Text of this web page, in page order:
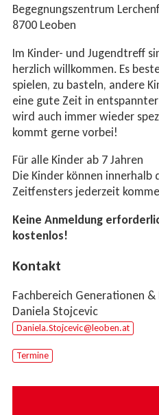
Be­geg­nungs­zen­trum
8700 Leo­ben
Im Kinder- und Jugendtreff
herzlich willkommen. Es
spielen, zu basteln, andere
eine gute Zeit in
wird auch immer wieder
kommt gerne vorbei!
Für alle Kinder ab 7 Jahren
Die Kinder können innerhalb
Zeitfensters jederzeit
Keine Anmeldung
kostenlos!
Kon­takt
Fach­be­reich Generationen
Daniela Stojcevic
Da­nie­la.Sto­jce­vic@leo­ben.at
Termine